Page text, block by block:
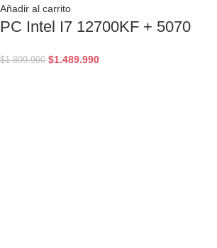
Añadir al carrito
PC Intel I7 12700KF + 5070
$1.899.990 $1.489.990